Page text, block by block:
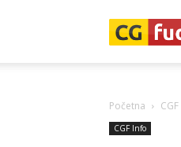
Početna
CGF Info